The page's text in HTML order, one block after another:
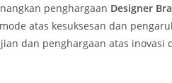
penghargaan Designer
atas kesuksesan dan
dan penghargaan atas inovasi